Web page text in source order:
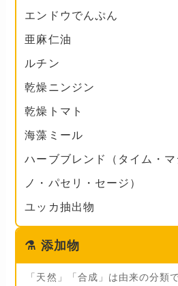
エンドウでんぷん
亜麻仁油
ルチン
乾燥ニンジン
乾燥トマト
海藻ミール
ハーブブレンド（タイム・
ノ・パセリ・セージ）
ユッカ抽出物
⚗️ 添加物
「天然」「合成」は由来の分類